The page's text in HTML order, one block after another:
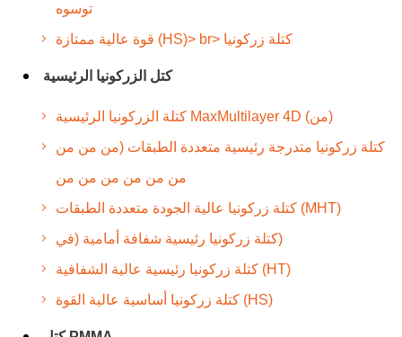
توسوه
قوة عالية ممتازة (HS)> br> كتلة زركونيا
كتل الزركونيا الرئيسية
كتلة الزركونيا الرئيسية MaxMultilayer 4D (من)
كتلة زركونيا متدرجة رئيسية متعددة الطبقات (من من من
من من من من من من
كتلة زركونيا عالية الجودة متعددة الطبقات (MHT)
كتلة زركونيا رئيسية شفافة أمامية (في)
كتلة زركونيا رئيسية عالية الشفافية (HT)
كتلة زركونيا أساسية عالية القوة (HS)